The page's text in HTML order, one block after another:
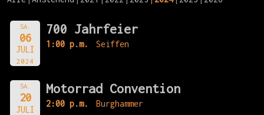
SA.
06
JULI
2024
700 Jahrfeier
1:00 p.m. Seiffen
SA.
20
JULI
Motorrad Convention
2:00 p.m. Burghammer